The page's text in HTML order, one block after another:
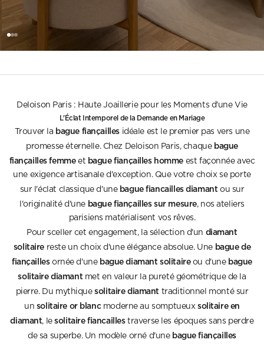
Aller à l'élément 1
Aller à l'élément 2
Aller à l'élément 3
Deloison Paris : Haute Joaillerie pour les Moments d'une Vie
L'Éclat Intemporel de la Demande en Mariage
Trouver la bague fiançaillesidéale est le premier pas vers une
promesse éternelle. Chez Deloison Paris, chaque bague
fiançailles femmeet bague fiançailles homme est façonnée avec
une exigence artisanale d'exception. Que votre choix se porte
sur l'éclat classique d'une bague fiancailles diamant ou sur
l'originalité d'une bague fiançailles sur mesure, nos ateliers
parisiens matérialisent vos rêves.
Pour sceller cet engagement, la sélection d'un diamant
solitaire reste un choix d'une élégance absolue. Une bague de
fiançaillesornée d'une bague diamant solitaireou d'une bague
solitaire diamant met en valeur la pureté géométrique de la
pierre. Du mythiquesolitaire diamant traditionnel monté sur
un solitaire or blancmoderne au somptueux solitaire en
diamant, lesolitaire fiancaillestraverse les époques sans perdre
de sa superbe. Un modèle orné d'une bague fiançailles